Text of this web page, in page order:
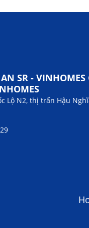
SR - VINHOMES
Lộ N2, thị trấn Hậu